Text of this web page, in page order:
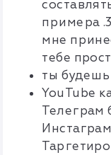
примера
мне
тебе
ты будешь
YouTube
Телеграм